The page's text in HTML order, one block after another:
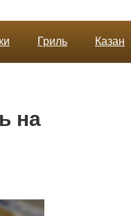
Гриль Казан
на